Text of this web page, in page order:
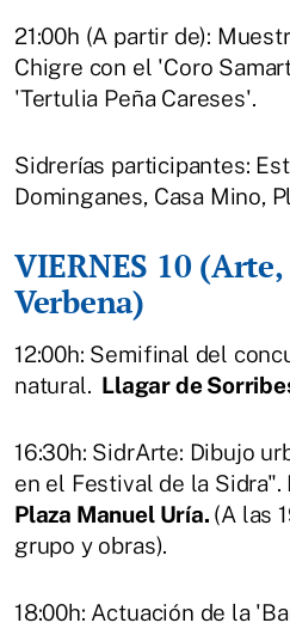
21:00h (A partir de):
Chigre con el 'Coro
'Tertulia Peña Careses'.
Sidrerías participantes:
Dominganes, Casa Mino,
VIERNES 10
Verbena)
12:00h: Semifinal del
natural. Llagar de
16:30h: SidrArte: Dibujo
en el Festival de la Sidra". I
Plaza Manuel Uría. (A las
grupo y obras).
18:00h: Actuación de la